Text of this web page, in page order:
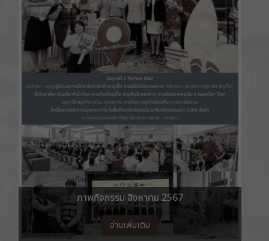
ภาพกิจกรรม สิงหาคม 2567
อ่านเพิ่มเติม